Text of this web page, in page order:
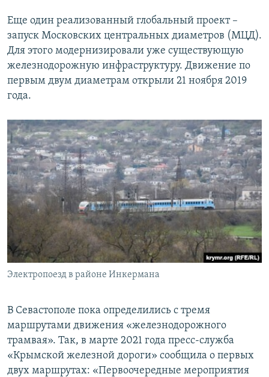
Еще один реализованный глобальный проект –
запуск Московских центральных диаметров (МЦД).
Для этого модернизировали уже существующую
железнодорожную инфраструктуру. Движение по
первым двум диаметрам открыли 21 ноября 2019
года.
Электропоезд в районе Инкермана
В Севастополе пока определились с тремя
маршрутами движения «железнодорожного
трамвая». Так, в марте 2021 года пресс-служба
«Крымской железной дороги» сообщила о первых
двух маршрутах: «Первоочередные мероприятия